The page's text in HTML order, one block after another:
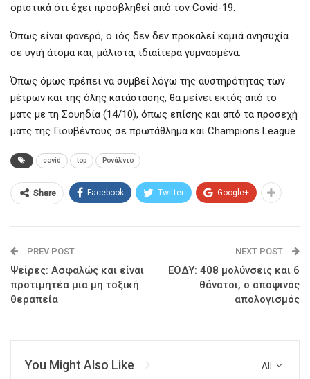
οριστικά ότι έχει προσβληθεί από τον Covid-19.
Όπως είναι φανερό, ο ιός δεν δεν προκαλεί καμιά ανησυχία
σε υγιή άτομα και, μάλιστα, ιδιαίτερα γυμνασμένα.
Όπως όμως πρέπει να συμβεί λόγω της αυστηρότητας των
μέτρων και της όλης κατάστασης, θα μείνει εκτός από το
ματς με τη Σουηδία (14/10), όπως επίσης και από τα προσεχή
ματς της Γιουβέντους σε πρωτάθλημα και Champions League.
covid top Ρονάλντο
Share Facebook Twitter Google+
PREV POST
Ψείρες: Ασφαλώς και είναι
προτιμητέα μια μη τοξική
θεραπεία
NEXT POST
ΕΟΔΥ: 408 μολύνσεις και 6
θάνατοι, ο αποψινός
απολογισμός
All
You Might Also Like